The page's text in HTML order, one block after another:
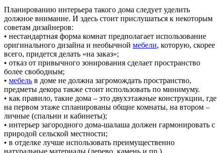
Планированию интерьера такого дома следует уделить
должное внимание. И здесь стоит прислушаться к некоторым
советам дизайнеров:
• нестандартная форма комнат предполагает использование
оригинального дизайна и необычной мебели, которую, скорее
всего, придется делать «на заказ»;
• отказ от привычного зонирования сделает пространство
более свободным;
• мебель в доме не должна загромождать пространство,
предметы декора также стоит использовать по минимуму.
• как правило, такие дома – это двухэтажные конструкции, где
на первом этаже спланированы общие комнаты, на втором –
личные (спальни и кабинеты);
• интерьер загородного дома-шалаша должен гармонировать с
природой сельской местности;
• в отделке лучше использовать преимущественно
натуральные материалы (дерево, камень и пр.).